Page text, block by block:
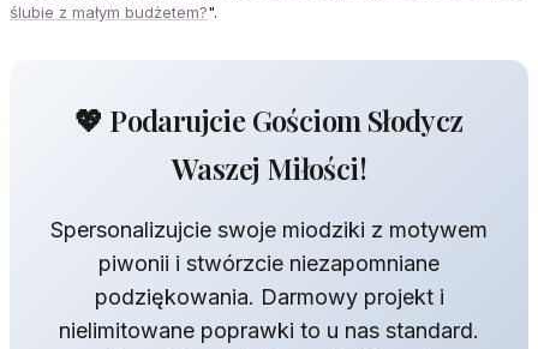
ślubie z małym budżetem?".
💖 Podarujcie Gościom Słodycz
Waszej Miłości!
Spersonalizujcie swoje miodziki z motywem
piwonii i stwórzcie niezapomniane
podziękowania. Darmowy projekt i
nielimitowane poprawki to u nas standard.